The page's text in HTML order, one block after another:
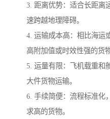
3. 距离优势：适合长距离
速跨越地理障碍。
4. 运输成本高：相比海运
高附加值或时效性强的货物
5. 运量有限：飞机载重和
大件货物运输。
6. 手续简便：流程标准化
求高的货物。